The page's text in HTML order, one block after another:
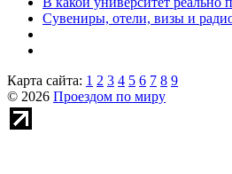
Сувениры, отели, визы и
Карта сайта: 1 2 3 4 5 6 7 8 9
© 2026 Проездом по миру